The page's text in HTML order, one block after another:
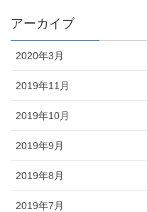
アーカイブ
2020年3月
2019年11月
2019年10月
2019年9月
2019年8月
2019年7月